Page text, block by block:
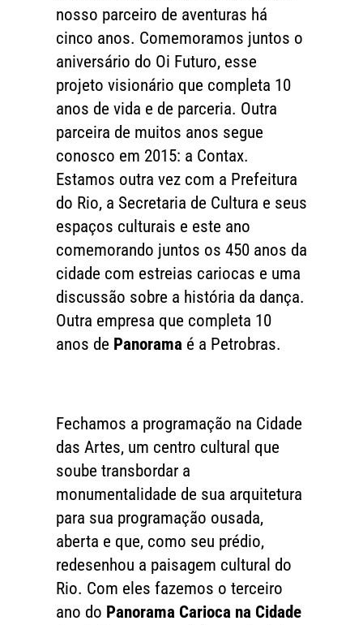
nosso parceiro de aventuras há
cinco anos. Comemoramos juntos o
aniversário do Oi Futuro, esse
projeto visionário que completa 10
anos de vida e de parceria. Outra
parceira de muitos anos segue
conosco em 2015: a Contax.
Estamos outra vez com a Prefeitura
do Rio, a Secretaria de Cultura e seus
espaços culturais e este ano
comemorando juntos os 450 anos da
cidade com estreias cariocas e uma
discussão sobre a história da dança.
Outra empresa que completa 10
anos de Panoramaé a Petrobras.
Fechamos a programação na Cidade
das Artes, um centro cultural que
soube transbordar a
monumentalidade de sua arquitetura
para sua programação ousada,
aberta e que, como seu prédio,
redesenhou a paisagem cultural do
Rio. Com eles fazemos o terceiro
ano do Panorama Carioca na Cidade